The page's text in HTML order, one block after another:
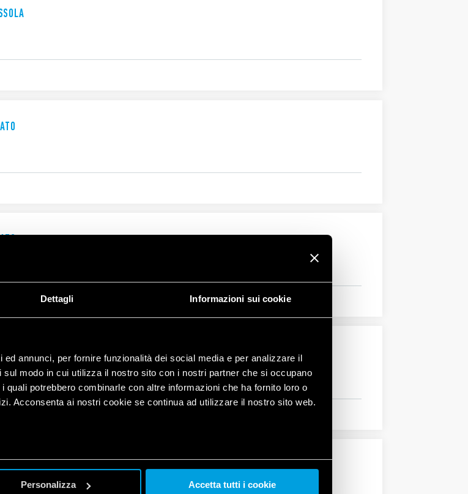
Dettagli Informazioni sui cookie
annunci, per fornire funzionalità dei social media e per analizzare il
modo in cui utilizza il nostro sito con i nostri partner che si occupano
quali potrebbero combinarle con altre informazioni che ha fornito loro o
Acconsenta ai nostri cookie se continua ad utilizzare il nostro sito web.
Personalizza Accetta tutti i cookie